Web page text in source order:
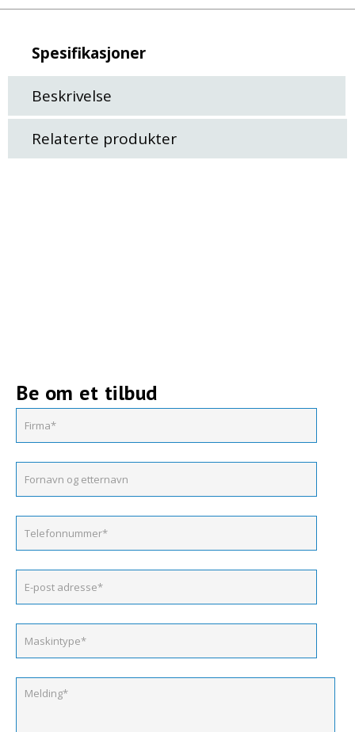
Spesifikasjoner
Beskrivelse
Relaterte produkter
Be om et tilbud